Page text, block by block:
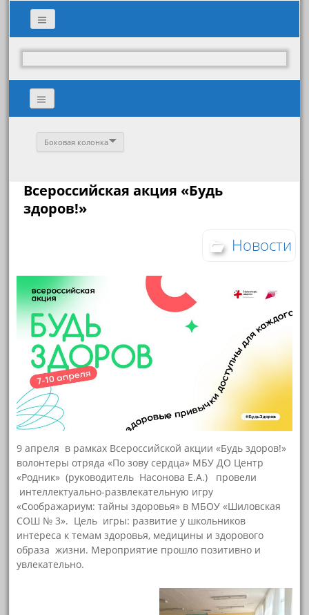
Боковая колонка
Всероссийская акция «Будь
здоров!»
Новости
9 апреля в рамках Всероссийской акции «Будь здоров!»
волонтеры отряда «По зову сердца» МБУ ДО Центр
«Родник» (руководитель Насонова Е.А.) провели
интеллектуально-развлекательную игру
«Соображариум: тайны здоровья» в МБОУ «Шиловская
СОШ № 3». Цель игры: развитие у школьников
интереса к темам здоровья, медицины и здорового
образа жизни. Мероприятие прошло позитивно и
увлекательно.